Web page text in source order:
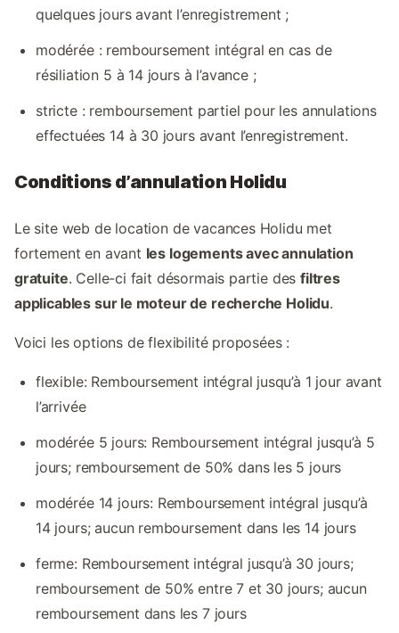
quelques jours avant l’enregistrement ;
modérée : remboursement intégral en cas de
résiliation 5 à 14 jours à l’avance ;
stricte : remboursement partiel pour les annulations
effectuées 14 à 30 jours avant l’enregistrement.
Conditions d’annulation Holidu
Le site web de location de vacances Holidu met
fortement en avant les logements avec annulation
gratuite. Celle-ci fait désormais partie desfiltres
applicables sur le moteur de recherche Holidu.
Voici les options de flexibilité proposées :
flexible: Remboursement intégral jusqu’à 1 jour avant
l’arrivée
modérée 5 jours: Remboursement intégral jusqu’à 5
jours; remboursement de 50% dans les 5 jours
modérée 14 jours: Remboursement intégral jusqu’à
14 jours; aucun remboursement dans les 14 jours
ferme: Remboursement intégral jusqu’à 30 jours;
remboursement de 50% entre 7 et 30 jours; aucun
remboursement dans les 7 jours